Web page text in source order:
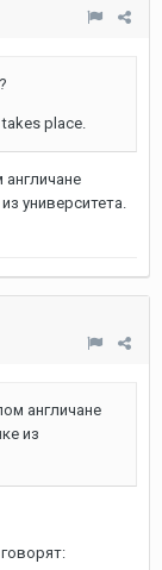
place.
англичане
университета.
англичане
из